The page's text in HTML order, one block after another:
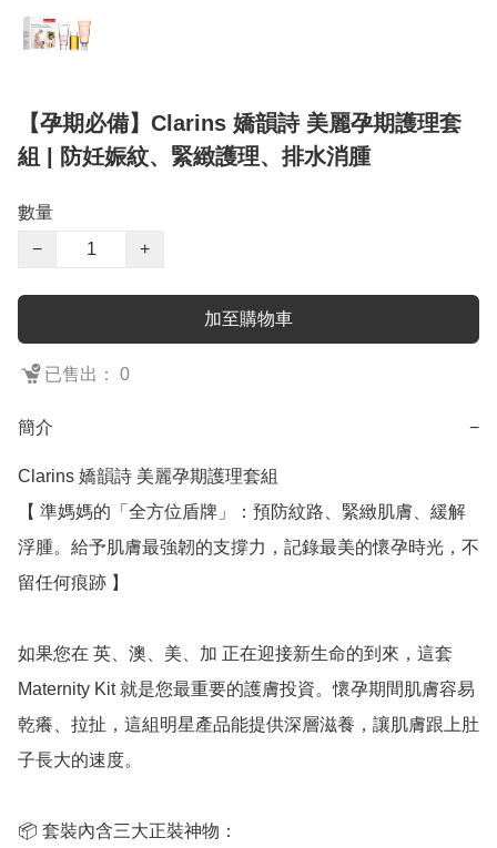
【孕期必備】Clarins 嬌韻詩 美麗孕期護理套
組 | 防妊娠紋、緊緻護理、排水消腫
數量
−
+
加至購物車
已售出： 0
簡介 −
Clarins 嬌韻詩 美麗孕期護理套組
【 準媽媽的「全方位盾牌」：預防紋路、緊緻肌膚、緩解
浮腫。給予肌膚最強韌的支撐力，記錄最美的懷孕時光，不
留任何痕跡 】
如果您在 英、澳、美、加 正在迎接新生命的到來，這套
Maternity Kit 就是您最重要的護膚投資。懷孕期間肌膚容易
乾癢、拉扯，這組明星產品能提供深層滋養，讓肌膚跟上肚
子長大的速度。
📦 套裝內含三大正裝神物：